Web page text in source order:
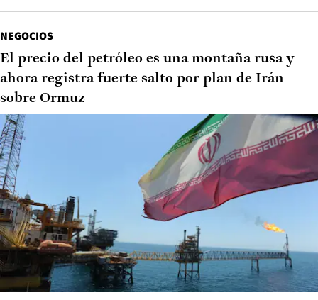
NEGOCIOS
El precio del petróleo es una montaña rusa y
ahora registra fuerte salto por plan de Irán
sobre Ormuz